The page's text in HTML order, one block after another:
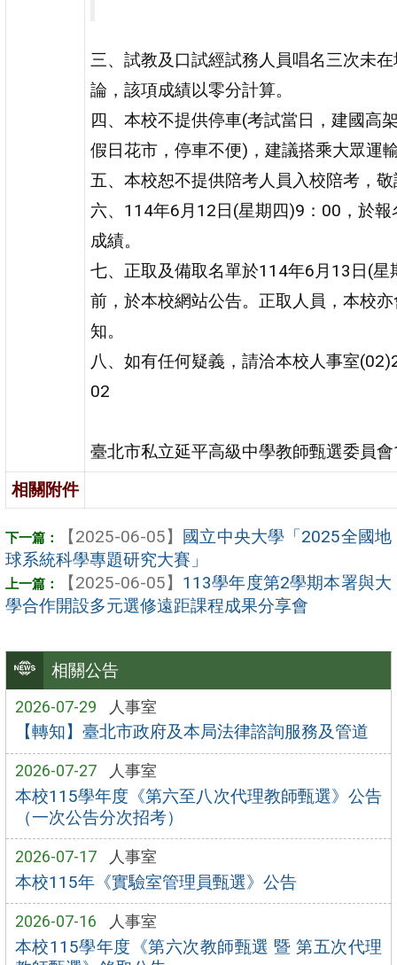
相關公告
2026-07-29 人事室
【轉知】臺北市政府及本局法律諮詢服務及管道
2026-07-27 人事室
本校115學年度《第六至八次代理教師甄選》公告
（一次公告分次招考）
2026-07-17 人事室
本校115年《實驗室管理員甄選》公告
2026-07-16 人事室
本校115學年度《第六次教師甄選 暨 第五次代理
三、試教及口試經試務人員唱名三次未
論，該項成績以零分計算。
四、本校不提供停車(考試當日，建國高
假日花市，停車不便)，建議搭乘大眾運
五、本校恕不提供陪考人員入校陪考，
六、114年6月12日(星期四)9：00，於報
成績。
七、正取及備取名單於114年6月13日(星
前，於本校網站公告。正取人員，本校
知。
八、如有任何疑義，請洽本校人事室
02
臺北市私立延平高級中學教師甄選委員
相關附件
【2025-06-05】 國立中央大學「2025全國地
球系統科學專題研究大賽」
【2025-06-05】 113學年度第2學期本署與大
學合作開設多元選修遠距課程成果分享會